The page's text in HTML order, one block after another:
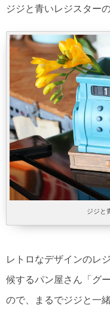
ジジと青いレジスター
ジジと
レトロなデザインのレ
候するパン屋さん「グ
ので、まるでジジと一